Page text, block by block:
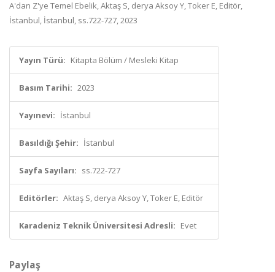
A'dan Z'ye Temel Ebelik, Aktaş S, derya Aksoy Y, Toker E, Editör,
İstanbul, İstanbul, ss.722-727, 2023
Yayın Türü: Kitapta Bölüm / Mesleki Kitap
Basım Tarihi: 2023
Yayınevi: İstanbul
Basıldığı Şehir: İstanbul
Sayfa Sayıları: ss.722-727
Editörler: Aktaş S, derya Aksoy Y, Toker E, Editör
Karadeniz Teknik Üniversitesi Adresli: Evet
Paylaş